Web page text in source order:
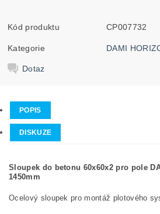
Kód produktu CP007732
Kategorie DAMI
Dotaz
POPIS
DISKUZE
Sloupek do betonu 60x60x2 pro pole
1450mm
Ocelový sloupek pro montáž plotového